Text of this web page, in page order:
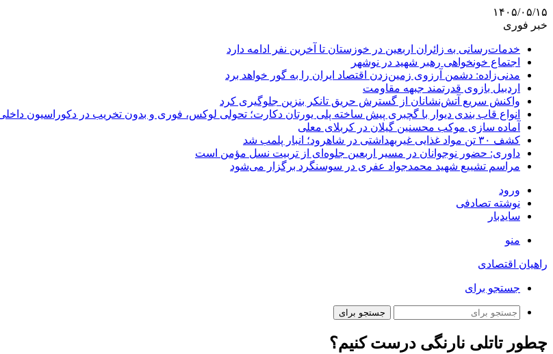
۱۴۰۵/۰۵/۱۵
خبر فوری
خدمات‌رسانی به زائران اربعین در خوزستان تا آخرین نفر ادامه دارد
اجتماع خونخواهی رهبر شهید در نوشهر
مدنی‌زاده: دشمن آرزوی زمین‌زدن اقتصاد ایران را به گور خواهد برد
اردبیل بازوی قدرتمند جبهه مقاومت
واکنش سریع آتش‌نشانان از گسترش حریق تانکر بنزین جلوگیری کرد
انواع قاب بندی دیوار با گچبری پیش ساخته پلی یورتان دکارت؛ تحولی لوکس، فوری و بدون تخریب در دکوراسیون
آماده سازی موکب محسنین گیلان در کربلای معلی
کشف ۳۰ تن مواد غذایی غیربهداشتی در شاهرود؛ انبار پلمب شد
داوری: حضور نوجوانان در مسیر اربعین جلوه‌ای از تربیت نسل مؤمن است
مراسم تشییع شهید محمدجواد عفری در سوسنگرد برگزار می‌شود
ورود
نوشته تصادفی
سایدبار
منو
راهیان اقتصادی
جستجو برای
جستجو برای
چطور تاتلی نارنگی درست کنیم؟